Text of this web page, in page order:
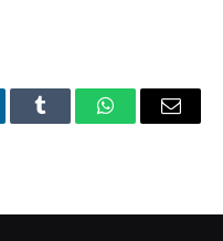
Tumblr WhatsAppEmail